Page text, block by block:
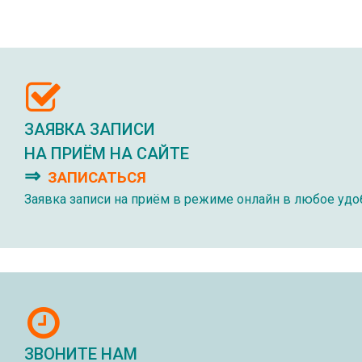
ЗАЯВКА ЗАПИСИ
НА ПРИЁМ НА САЙТЕ
⇒ ЗАПИСАТЬСЯ
Заявка записи на приём в режиме онлайн в любое
ЗВОНИТЕ НАМ